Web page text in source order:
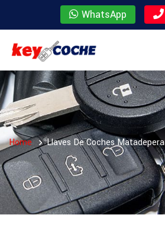
WhatsApp
Home Llaves De Coches Matadepera